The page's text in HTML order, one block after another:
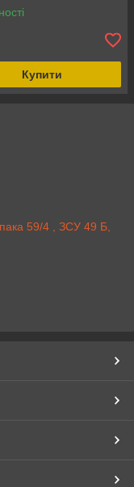
Купити
59/4 , ЗСУ 49 Б,